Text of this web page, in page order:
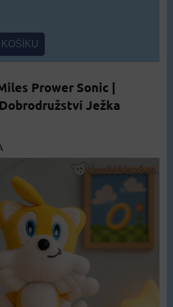
Prower Sonic |
Ježka